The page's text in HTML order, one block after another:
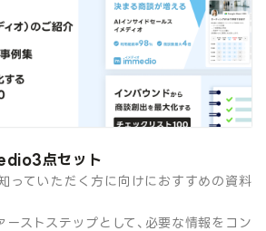
点セット
っていただく方に向けにおすすめの資料
ストステップとして、必要な情報をコン